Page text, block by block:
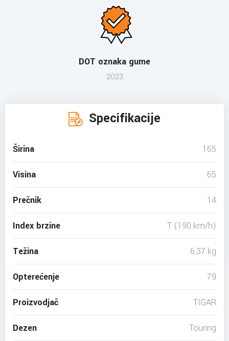
DOT oznaka gume
2023
Specifikacije
Širina 165
Visina 65
Prečnik 14
Index brzine T (190 km/h)
Težina 6.37 kg
Opterećenje 79
Proizvodjač TIGAR
Dezen Touring